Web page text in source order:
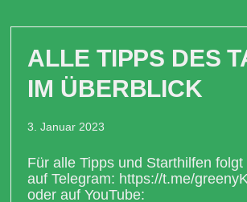
ALLE TIPPS DES
IM ÜBERBLICK
3. Januar 2023
Für alle Tipps und Starthilfen
auf Telegram: https://t.me/
oder auf YouTube: